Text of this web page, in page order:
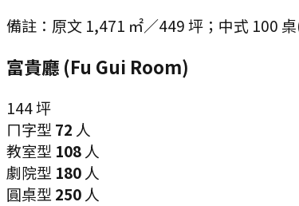
備註： 原文 1,471 ㎡／449 坪；中式 100
富貴廳 (Fu Gui Room)
144坪
ㄇ字型 72 人
教室型 108 人
劇院型 180 人
圓桌型 250 人